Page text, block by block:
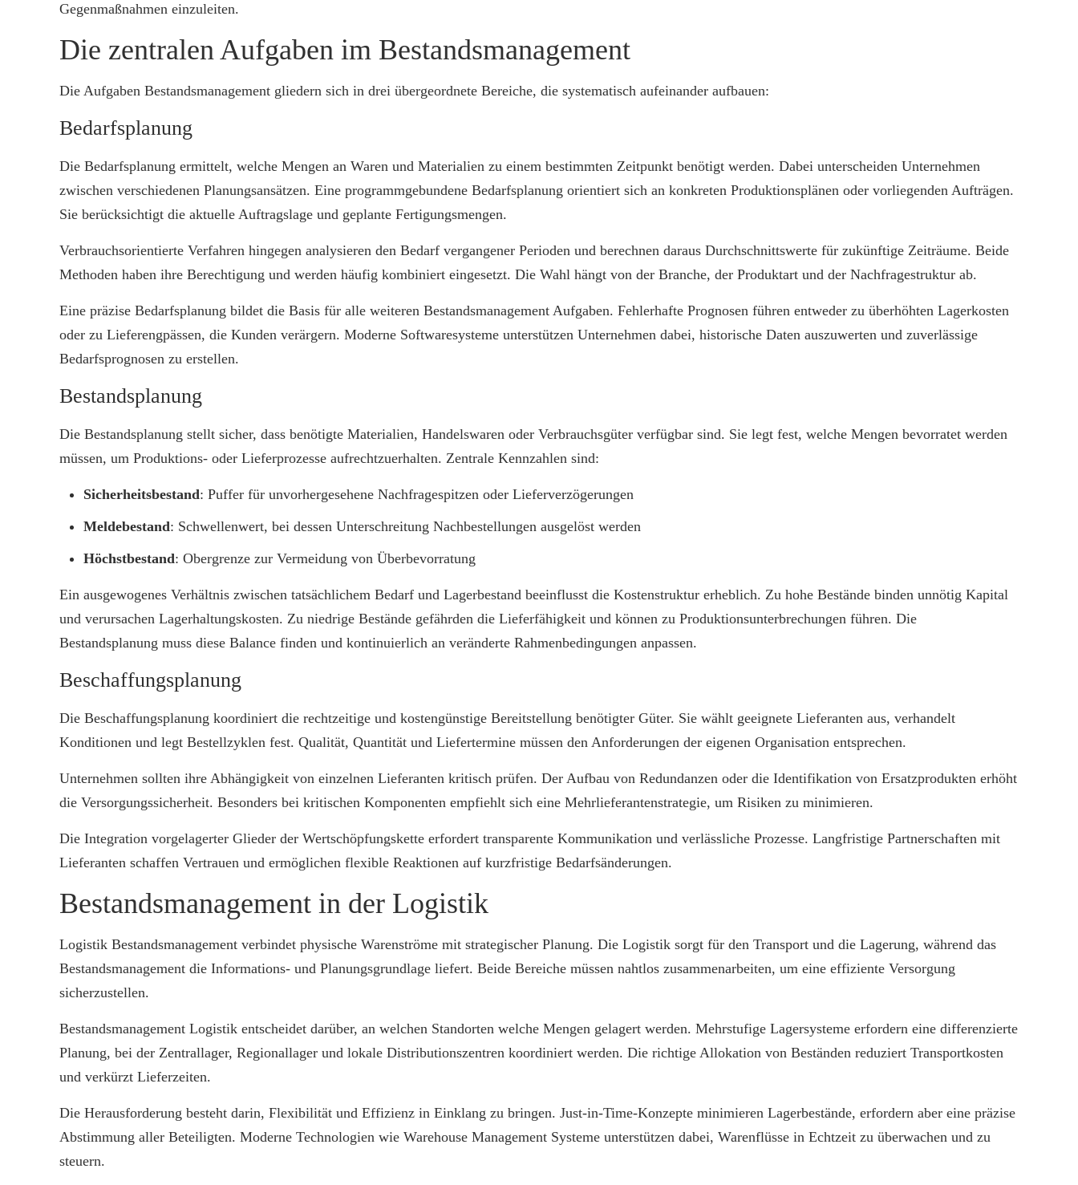
Gegenmaßnahmen einzuleiten.
Die zentralen Aufgaben im Bestandsmanagement
Die Aufgaben Bestandsmanagement gliedern sich in drei übergeordnete Bereiche, die systematisch aufeinander aufbauen:
Bedarfsplanung
Die Bedarfsplanung ermittelt, welche Mengen an Waren und Materialien zu einem bestimmten Zeitpunkt benötigt werden. Dabei unterscheiden Unternehmen
zwischen verschiedenen Planungsansätzen. Eine programmgebundene Bedarfsplanung orientiert sich an konkreten Produktionsplänen oder vorliegenden Aufträgen.
Sie berücksichtigt die aktuelle Auftragslage und geplante Fertigungsmengen.
Verbrauchsorientierte Verfahren hingegen analysieren den Bedarf vergangener Perioden und berechnen daraus Durchschnittswerte für zukünftige Zeiträume. Beide
Methoden haben ihre Berechtigung und werden häufig kombiniert eingesetzt. Die Wahl hängt von der Branche, der Produktart und der Nachfragestruktur ab.
Eine präzise Bedarfsplanung bildet die Basis für alle weiteren Bestandsmanagement Aufgaben. Fehlerhafte Prognosen führen entweder zu überhöhten Lagerkosten
oder zu Lieferengpässen, die Kunden verärgern. Moderne Softwaresysteme unterstützen Unternehmen dabei, historische Daten auszuwerten und zuverlässige
Bedarfsprognosen zu erstellen.
Bestandsplanung
Die Bestandsplanung stellt sicher, dass benötigte Materialien, Handelswaren oder Verbrauchsgüter verfügbar sind. Sie legt fest, welche Mengen bevorratet werden
müssen, um Produktions- oder Lieferprozesse aufrechtzuerhalten. Zentrale Kennzahlen sind:
Sicherheitsbestand: Puffer für unvorhergesehene Nachfragespitzen oder Lieferverzögerungen
Meldebestand: Schwellenwert, bei dessen Unterschreitung Nachbestellungen ausgelöst werden
Höchstbestand: Obergrenze zur Vermeidung von Überbevorratung
Ein ausgewogenes Verhältnis zwischen tatsächlichem Bedarf und Lagerbestand beeinflusst die Kostenstruktur erheblich. Zu hohe Bestände binden unnötig Kapital
und verursachen Lagerhaltungskosten. Zu niedrige Bestände gefährden die Lieferfähigkeit und können zu Produktionsunterbrechungen führen. Die
Bestandsplanung muss diese Balance finden und kontinuierlich an veränderte Rahmenbedingungen anpassen.
Beschaffungsplanung
Die Beschaffungsplanung koordiniert die rechtzeitige und kostengünstige Bereitstellung benötigter Güter. Sie wählt geeignete Lieferanten aus, verhandelt
Konditionen und legt Bestellzyklen fest. Qualität, Quantität und Liefertermine müssen den Anforderungen der eigenen Organisation entsprechen.
Unternehmen sollten ihre Abhängigkeit von einzelnen Lieferanten kritisch prüfen. Der Aufbau von Redundanzen oder die Identifikation von Ersatzprodukten erhöht
die Versorgungssicherheit. Besonders bei kritischen Komponenten empfiehlt sich eine Mehrlieferantenstrategie, um Risiken zu minimieren.
Die Integration vorgelagerter Glieder der Wertschöpfungskette erfordert transparente Kommunikation und verlässliche Prozesse. Langfristige Partnerschaften mit
Lieferanten schaffen Vertrauen und ermöglichen flexible Reaktionen auf kurzfristige Bedarfsänderungen.
Bestandsmanagement in der Logistik
Logistik Bestandsmanagement verbindet physische Warenströme mit strategischer Planung. Die Logistik sorgt für den Transport und die Lagerung, während das
Bestandsmanagement die Informations- und Planungsgrundlage liefert. Beide Bereiche müssen nahtlos zusammenarbeiten, um eine effiziente Versorgung
sicherzustellen.
Bestandsmanagement Logistik entscheidet darüber, an welchen Standorten welche Mengen gelagert werden. Mehrstufige Lagersysteme erfordern eine differenzierte
Planung, bei der Zentrallager, Regionallager und lokale Distributionszentren koordiniert werden. Die richtige Allokation von Beständen reduziert Transportkosten
und verkürzt Lieferzeiten.
Die Herausforderung besteht darin, Flexibilität und Effizienz in Einklang zu bringen. Just-in-Time-Konzepte minimieren Lagerbestände, erfordern aber eine präzise
Abstimmung aller Beteiligten. Moderne Technologien wie Warehouse Management Systeme unterstützen dabei, Warenflüsse in Echtzeit zu überwachen und zu
steuern.